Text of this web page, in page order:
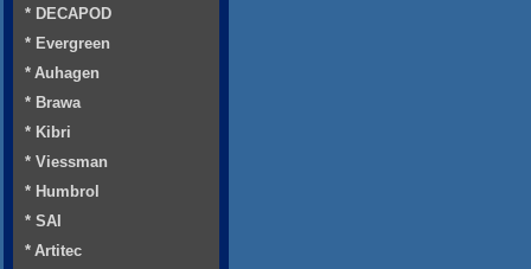
* DECAPOD
* Evergreen
* Auhagen
* Brawa
* Kibri
* Viessman
* Humbrol
* SAI
* Artitec